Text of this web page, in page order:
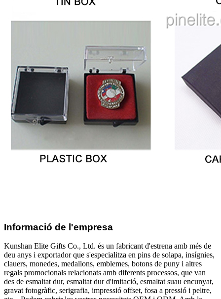
Informació de l'empresa
Kunshan Elite Gifts Co., Ltd. és un fabricant d'estrena amb més de
deu anys i exportador que s'especialitza en pins de solapa, insígnies,
clauers, monedes, medallons, emblemes, botons de puny i altres
regals promocionals relacionats amb diferents processos, que van
des de esmaltat dur, esmaltat dur d'imitació, esmaltat suau encunyat,
gravat fotogràfic, serigrafia, impressió offset, fosa a pressió i peltre,